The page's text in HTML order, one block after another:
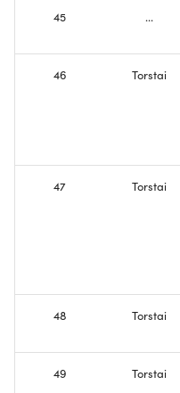
45 ...
46 Torstai
47 Torstai
48 Torstai
49 Torstai